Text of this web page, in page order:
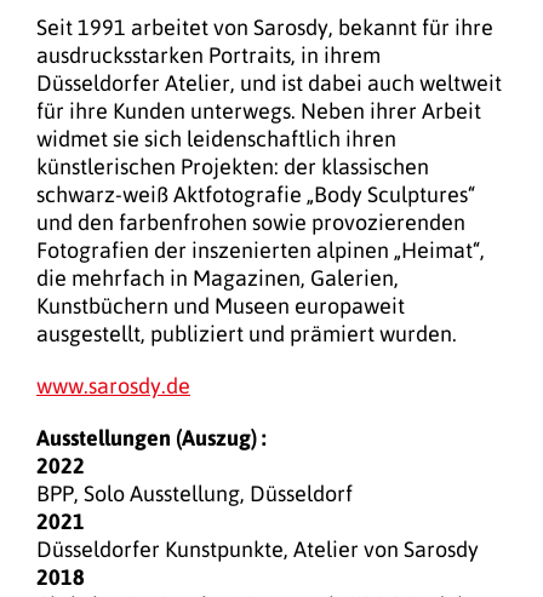
Seit 1991 arbeitet von Sarosdy, bekannt für ihre
ausdrucksstarken Portraits, in ihrem
Düsseldorfer Atelier, und ist dabei auch weltweit
für ihre Kunden unterwegs. Neben ihrer Arbeit
widmet sie sich leidenschaftlich ihren
künstlerischen Projekten: der klassischen
schwarz-weiß Aktfotografie „Body Sculptures“
und den farbenfrohen sowie provozierenden
Fotografien der inszenierten alpinen „Heimat“,
die mehrfach in Magazinen, Galerien,
Kunstbüchern und Museen europaweit
ausgestellt, publiziert und prämiert wurden.
www.sarosdy.de
Ausstellungen (Auszug) :
2022
BPP, Solo Ausstellung, Düsseldorf
2021
Düsseldorfer Kunstpunkte, Atelier von Sarosdy
2018